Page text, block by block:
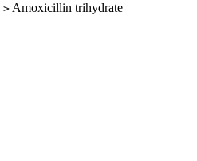
> Amoxicillin trihydrate